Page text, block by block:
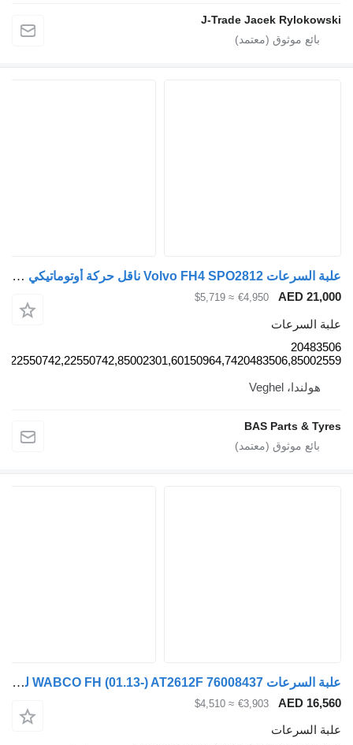
J-Trade Jacek
علبة السرعات Volvo FH4 SPO2812 ناقل حركة أوتوماتيكي مزدوج القابض 20483506 لـ الشاحنات Volvo FH4
AED
€4,950
≈ $5,719
السرعات
هولندا، Veghel
BAS Parts &
علبة السرعات WABCO FH (01.13-) AT2612F 76008437 لـ السيارات القاطرة Volvo FH, FM, FMX-4 series (2013-)
AED
€3,903
≈ $4,510
السرعات